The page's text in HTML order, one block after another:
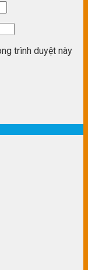
trình duyệt này